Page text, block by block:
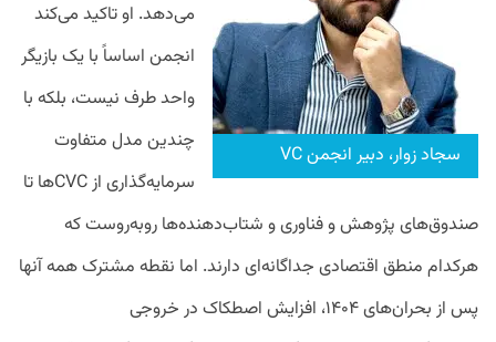
سجاد زوار، دبیر انجمن VC
می‌دهد. او تاکید می‌کند
انجمن اساساً با یک بازیگر
واحد طرف نیست، بلکه با
چندین مدل متفاوت
سرمایه‌گذاری از CVCها تا
صندوق‌های پژوهش و فناوری و شتاب‌دهنده‌ها روبه‌روست که
هرکدام منطق اقتصادی جداگانه‌ای دارند. اما نقطه مشترک همه آنها
پس از بحران‌های ۱۴۰۴، افزایش اصطکاک در خروجی